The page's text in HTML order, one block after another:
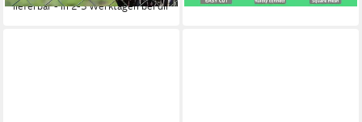
lieferbar - in 2-3 Werktagen bei dir